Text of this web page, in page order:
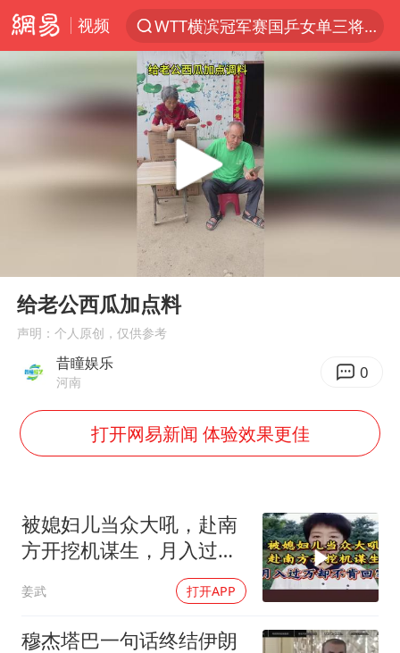
视频
WTT横滨冠军赛国乒女单三将晋级四强
光影经济撬动暑期消费新蓝海
白海豚将正面袭击贯穿浙江
杭州全市有序停课
黄金牛市回来了吗
情侣在平潭拍日出时坠崖致一死一伤
郑丽文：台湾从来没有“独立”过
检测列车撞人致11死2伤 涉事单位被罚
央视新主播李秋莹孙亚鹏亮相
宇树王兴兴被问了360多个问题
全民健身事业高质量发展
唐田赛前发布会上引用《孙子兵法》
乐享全民健身 共筑健康中国
Play
给老公西瓜加点料
声明：个人原创，仅供参考
昔瞳娱乐
河南 0
打开网易新闻 体验效果更佳
被媳妇儿当众大吼，赴南
方开挖机谋生，月入过万
姜武 打开APP
穆杰塔巴一句话终结伊朗